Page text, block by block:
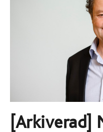
[Arkiverad]